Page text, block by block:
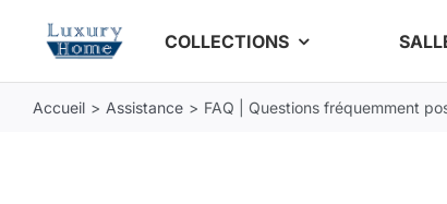
COLLECTIONS
Accueil Assistance FAQ | Questions fréquemment